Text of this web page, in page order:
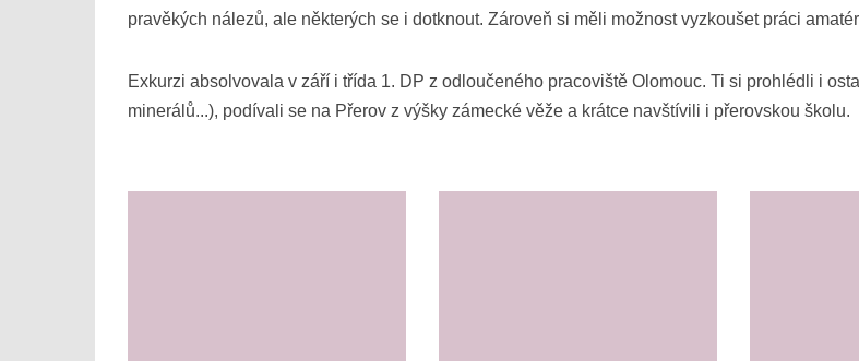
pravěkých nálezů, ale některých se i dotknout. Zároveň si měli možnost vyzkoušet práci
Exkurzi absolvovala v září i třída 1. DP z odloučeného pracoviště Olomouc. Ti si prohlédli i
minerálů...), podívali se na Přerov z výšky zámecké věže a krátce navštívili i přerovskou školu.